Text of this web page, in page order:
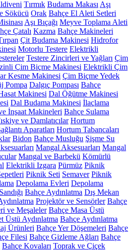
Tırmık Budama Makası Aşı
Sökücü Orak Bahçe El Aleti Setleri
Aşı Bıçağı Meyve Toplama Aleti
Çatalı Kazma Bahçe Makineleri
Çit Budama Makinesi Hidrofor
Motorlu Testere Elektrikli
Testere Zincirleri ve Yağları Çim
Çim Biçme Makinesi Elektrikli Çim
Kesme Makinesi Çim Biçme Yedek
Pompa Dalgıç Pompası Bahçe
Makinesi Dal Öğütme Makinesi
Dal Budama Makinesi İlaçlama
İnşaat Makineleri Bahçe Sulama
ve Damlatıcılar Hortum
Aparatları Hortum Tabancaları
Bidon Bahçe Musluğu Şişme Su
Mangal Aksesuarları Mangal
Mangal ve Barbekü Kömürlü
Elektrikli Izgara Pürmüz Piknik
Piknik Seti Semaver Piknik
Depolama Evleri Depolama
Bahçe Aydınlatma Dış Mekan
Projektör ve Sensörler Bahçe
ve Meşaleler Bahçe Masa Üstü
Üstü Aydınlatma Bahçe Aydınlatma
Ürünleri Bahçe Yer Döşemeleri Bahçe
Filesi Bahçe Gizleme Ağları Bahçe
Bahçe Kovaları Toprak ve Çiçek